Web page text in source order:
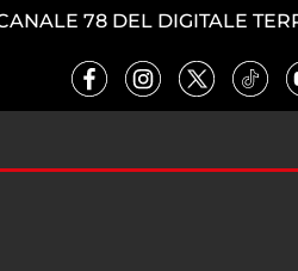
78 DEL DIGITALE